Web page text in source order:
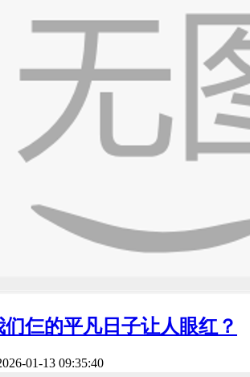
们仨的平凡日子让人眼红？
01-13 09:35:40